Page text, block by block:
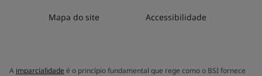
Mapa do site Accessibilidade
A imparcialidade é o princípio fundamental que rege como o BSI fornece